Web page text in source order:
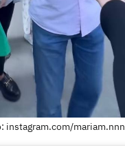
instagram.com/mariam.nnn